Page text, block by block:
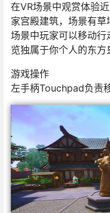
在VR场景中观赏体验
家宫殿建筑，场景有
场景中玩家可以移动行
览独属于你个人的东方
游戏操作
左手柄Touchpad负责